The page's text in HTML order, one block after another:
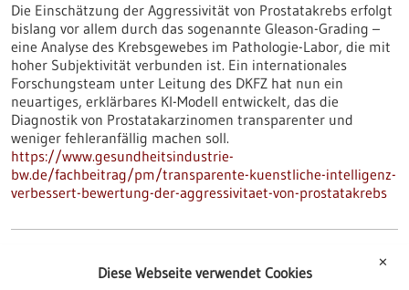
Die Einschätzung der Aggressivität von Prostatakrebs erfolgt
bislang vor allem durch das sogenannte Gleason-Grading –
eine Analyse des Krebsgewebes im Pathologie-Labor, die mit
hoher Subjektivität verbunden ist. Ein internationales
Forschungsteam unter Leitung des DKFZ hat nun ein
neuartiges, erklärbares KI-Modell entwickelt, das die
Diagnostik von Prostatakarzinomen transparenter und
weniger fehleranfällig machen soll.
https://www.gesundheitsindustrie-
bw.de/fachbeitrag/pm/transparente-kuenstliche-intelligenz-
verbessert-bewertung-der-aggressivitaet-von-prostatakrebs
Wenn der Tumor sauer wird: saure
✕
Diese Webseite verwendet Cookies